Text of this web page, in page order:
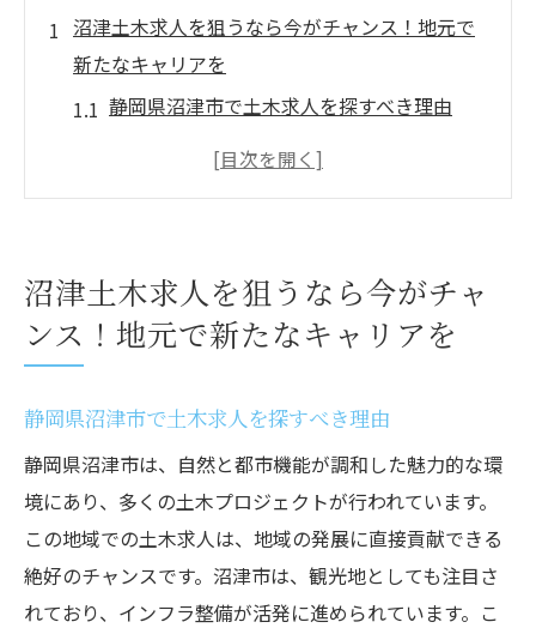
沼津土木求人を狙うなら今がチャンス！地元で
新たなキャリアを
静岡県沼津市で土木求人を探すべき理由
地元密着の求人情報を活用する方法
沼津土木求人に応募する際のポイント
面接で差をつけるための準備
静岡県沼津市の魅力を活かした土木求人探しの
沼津市の地域特性を活かした求人選び
自然環境と求人市場の関係性
地元企業が求める人材像
応募前に知っておくべき地元の事情
求人情報の収集方法と活用術
沼津土木求人を狙うなら今がチャ
ンス！地元で新たなキャリアを
静岡県沼津市で土木求人を探すべき理由
静岡県沼津市は、自然と都市機能が調和した魅力的な環
境にあり、多くの土木プロジェクトが行われています。
この地域での土木求人は、地域の発展に直接貢献できる
絶好のチャンスです。沼津市は、観光地としても注目さ
れており、インフラ整備が活発に進められています。こ